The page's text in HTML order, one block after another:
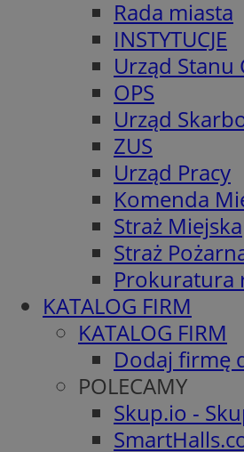
Rada miasta
INSTYTUCJE
Urząd Stanu
OPS
Urząd
ZUS
Urząd Pracy
Komenda
Straż Miejska
Straż
Prokuratura
KATALOG FIRM
KATALOG FIRM
Dodaj firmę
POLECAMY
Skup.io -